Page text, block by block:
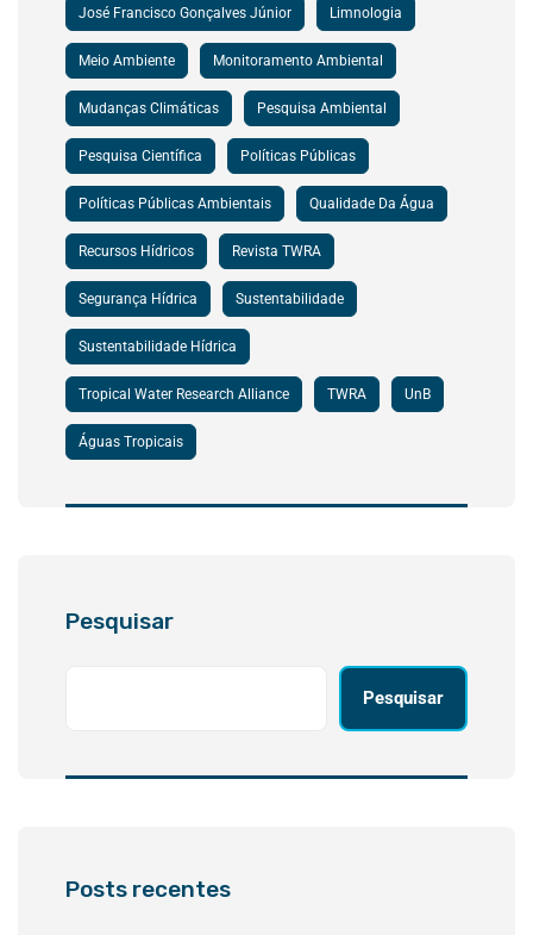
José Francisco Gonçalves Júnior Limnologia
Meio Ambiente Monitoramento Ambiental
Mudanças Climáticas Pesquisa Ambiental
Pesquisa Científica Políticas Públicas
Políticas Públicas Ambientais Qualidade Da Água
Recursos Hídricos Revista TWRA
Segurança Hídrica Sustentabilidade
Sustentabilidade Hídrica
Tropical Water Research Alliance TWRA UnB
Águas Tropicais
Pesquisar
Pesquisar
Posts recentes